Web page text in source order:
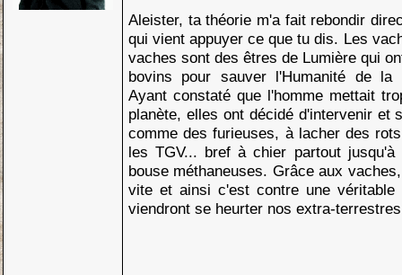
Aleister, ta théorie m'a fait rebondir
qui vient appuyer ce que tu dis. Les
vaches sont des êtres de Lumière qui
bovins pour sauver l'Humanité de la
Ayant constaté que l'homme mettait
planète, elles ont décidé d'intervenir et
comme des furieuses, à lacher des
les TGV... bref à chier partout
bouse méthaneuses. Grâce aux
vite et ainsi c'est contre une véritable
viendront se heurter nos extra-